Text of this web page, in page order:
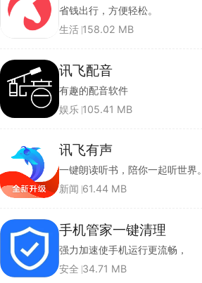
省钱出行，方便轻松。
生活 158.02 MB
讯飞配音
有趣的配音软件
娱乐 105.41 MB
讯飞有声
一键朗读听书，陪你一起听世界。
新闻 61.44 MB
手机管家一键清理
强力加速使手机运行更流畅，
安全 34.71 MB